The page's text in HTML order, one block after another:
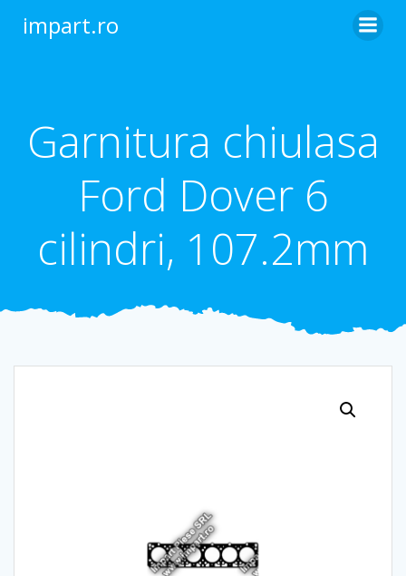
impart.ro
Garnitura chiulasa
Ford Dover 6
cilindri, 107.2mm